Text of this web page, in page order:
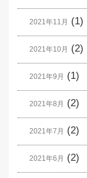
2021年11月 (1)
2021年10月 (2)
2021年9月 (1)
2021年8月 (2)
2021年7月 (2)
2021年6月 (2)